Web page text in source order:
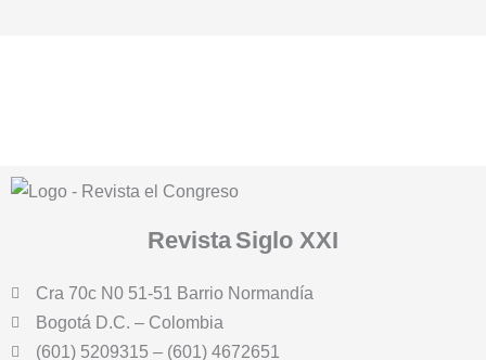
Revista Siglo XXI
Cra 70c N0 51-51 Barrio Normandía
Bogotá D.C. – Colombia
(601) 5209315 – (601) 4672651